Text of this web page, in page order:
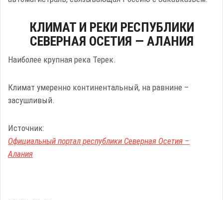
КЛИМАТ И РЕКИ РЕСПУБЛИКИ
СЕВЕРНАЯ ОСЕТИЯ — АЛАНИЯ
Наиболее крупная река Терек.
Климат умеренно континентальный, на равнине –
засушливый.
Источник:
Официальный портал республики Северная Осетия –
Алания